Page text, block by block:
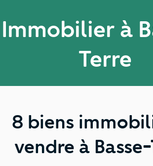
Immobilier à
Terre
8 biens
vendre à